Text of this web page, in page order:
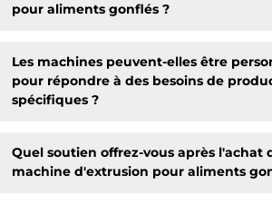
pour aliments gonflés ?
Les machines peuvent-elles être
pour répondre à des besoins de
spécifiques ?
Quel soutien offrez-vous après l'achat
machine d'extrusion pour aliments